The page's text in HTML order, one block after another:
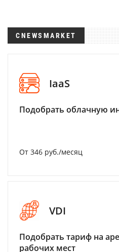
CNEWSMARKET
IaaS
Подобрать облачную
От 346 руб./месяц
VDI
Подобрать тариф на
рабочих мест